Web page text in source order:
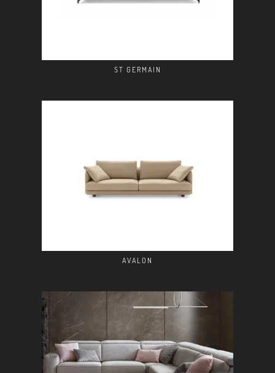
ST GERMAIN
AVALON